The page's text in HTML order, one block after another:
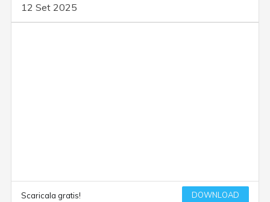
12 Set 2025
Scaricala gratis! DOWNLOAD